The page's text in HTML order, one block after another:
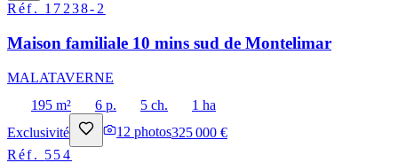
Réf. 17238-2
Maison familiale 10 mins sud de Montelimar
MALATAVERNE
195 m²
6 p. 5 ch.
1 ha
Exclusivité
12 photos325 000 €
Réf. 554